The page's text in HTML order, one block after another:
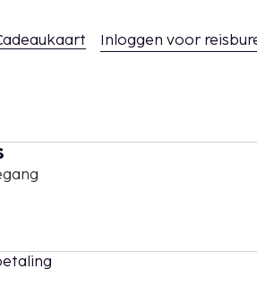
Inloggen voor